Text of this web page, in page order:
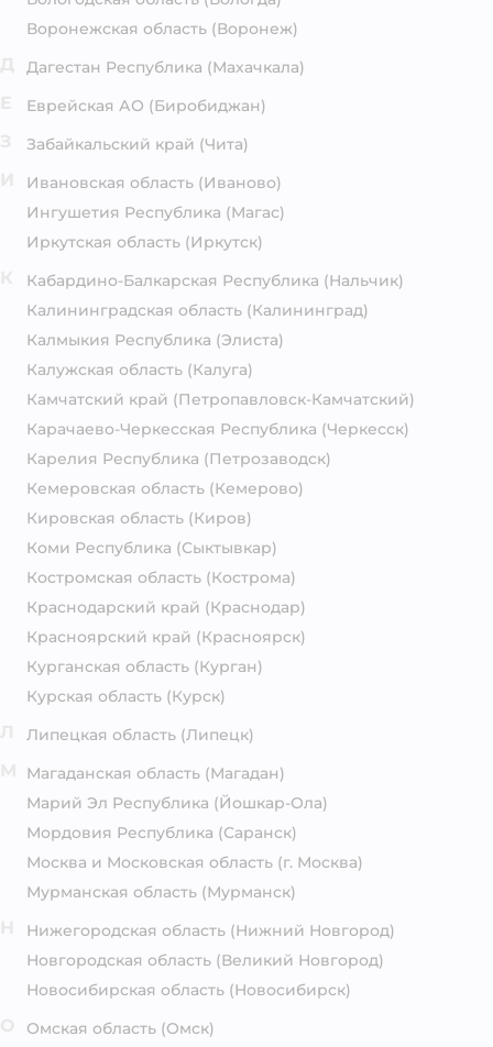
Воронежская область (Воронеж)
Дагестан Республика (Махачкала)
Еврейская АО (Биробиджан)
Забайкальский край (Чита)
Ивановская область (Иваново)
Ингушетия Республика (Магас)
Иркутская область (Иркутск)
Кабардино-Балкарская Республика (Нальчик)
Калининградская область (Калининград)
Калмыкия Республика (Элиста)
Калужская область (Калуга)
Камчатский край (Петропавловск-Камчатский)
Карачаево-Черкесская Республика (Черкесск)
Карелия Республика (Петрозаводск)
Кемеровская область (Кемерово)
Кировская область (Киров)
Коми Республика (Сыктывкар)
Костромская область (Кострома)
Краснодарский край (Краснодар)
Красноярский край (Красноярск)
Курганская область (Курган)
Курская область (Курск)
Липецкая область (Липецк)
Магаданская область (Магадан)
Марий Эл Республика (Йошкар-Ола)
Мордовия Республика (Саранск)
Москва и Московская область (г. Москва)
Мурманская область (Мурманск)
Нижегородская область (Нижний Новгород)
Новгородская область (Великий Новгород)
Новосибирская область (Новосибирск)
Омская область (Омск)